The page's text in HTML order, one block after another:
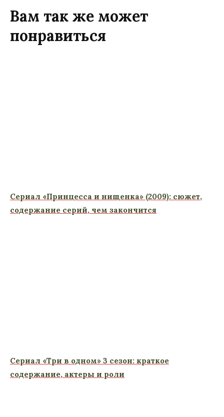
Вам так же может
понравиться
Сериал «Принцесса и нищенка» (2009): сюжет,
содержание серий, чем закончится
Сериал «Три в одном» 3 сезон: краткое
содержание, актеры и роли